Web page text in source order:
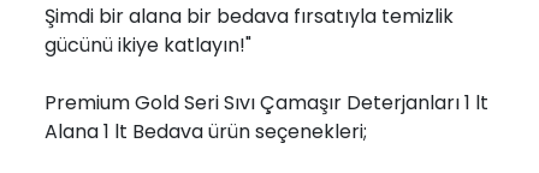
Şimdi bir alana bir bedava fırsatıyla temizlik
gücünü ikiye katlayın!"
Premium Gold Seri Sıvı Çamaşır Deterjanları 1 lt
Alana 1 lt Bedava ürün seçenekleri;